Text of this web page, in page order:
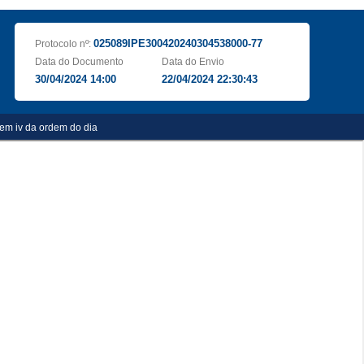
Protocolo nº: 025089IPE300420240304538000-77
Data do Documento
30/04/2024 14:00
Data do Envio
22/04/2024 22:30:43
iv da ordem do dia